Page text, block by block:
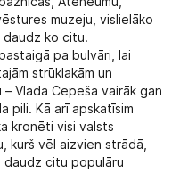
muzeju, vislielāko
daudz ko citu.
pa bulvāri, lai
strūklakām un
Vlada Cepeša vairāk gan
pili. Kā arī apskatīsim
kronēti visi valsts
kurš vēl aizvien strādā,
citu populāru